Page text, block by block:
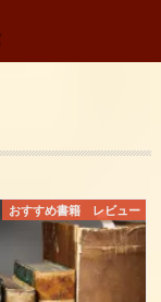
おすすめ書籍 レビュー